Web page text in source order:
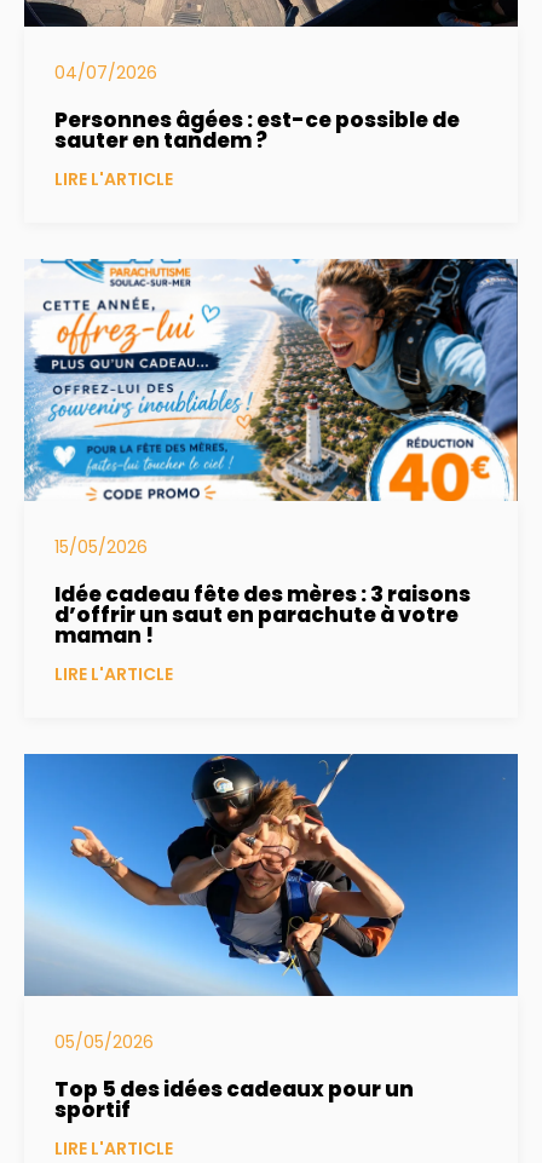
04/07/2026
Personnes âgées : est-ce possible de
sauter en tandem ?
LIRE L'ARTICLE
15/05/2026
Idée cadeau fête des mères : 3 raisons
d’offrir un saut en parachute à votre
maman !
LIRE L'ARTICLE
05/05/2026
Top 5 des idées cadeaux pour un
sportif
LIRE L'ARTICLE